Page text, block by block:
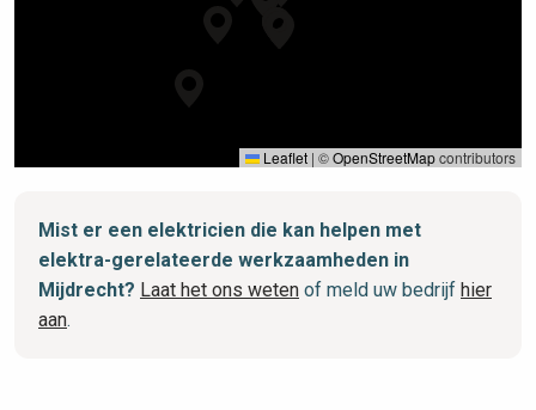
Leaflet | ©OpenStreetMapcontributors
Mist er een elektricien die kan helpen met
elektra-gerelateerde werkzaamheden in
Mijdrecht? Laat het ons weten of meld uw bedrijf hier
aan.